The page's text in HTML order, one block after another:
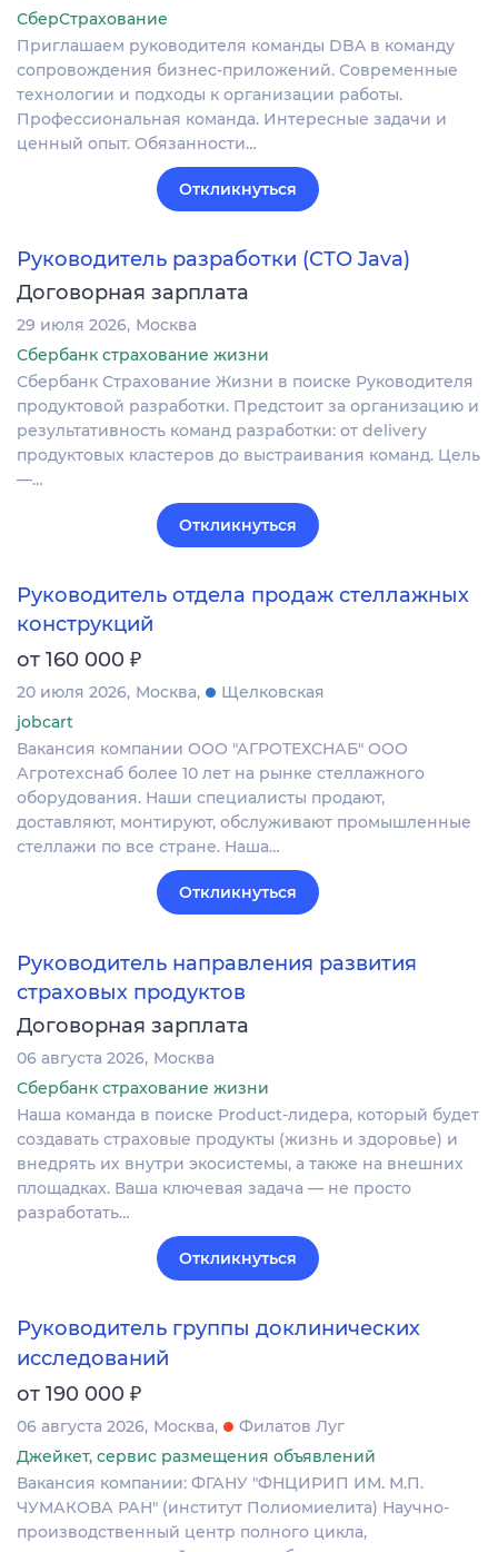
СберСтрахование
Приглашаем руководителя команды DBA в команду
сопровождения бизнес-приложений. Современные
технологии и подходы к организации работы.
Профессиональная команда. Интересные задачи и
ценный опыт. Обязанности…
Откликнуться
Руководитель разработки (СТО Java)
Договорная зарплата
29 июля 2026 Москва
Сбербанк страхование жизни
Сбербанк Страхование Жизни в поиске Руководителя
продуктовой разработки. Предстоит за организацию и
результативность команд разработки: от delivery
продуктовых кластеров до выстраивания команд. Цель
—…
Откликнуться
Руководитель отдела продаж стеллажных
конструкций
от 160 000 ₽
20 июля 2026 Москва
Щелковская
jobcart
Вакансия компании ООО "АГРОТЕХСНАБ" ООО
Агротехснаб более 10 лет на рынке стеллажного
оборудования. Наши специалисты продают,
доставляют, монтируют, обслуживают промышленные
стеллажи по все стране. Наша…
Откликнуться
Руководитель направления развития
страховых продуктов
Договорная зарплата
06 августа 2026 Москва
Сбербанк страхование жизни
Наша команда в поиске Product-лидера, который будет
создавать страховые продукты (жизнь и здоровье) и
внедрять их внутри экосистемы, а также на внешних
площадках. Ваша ключевая задача — не просто
разработать…
Откликнуться
Руководитель группы доклинических
исследований
от 190 000 ₽
06 августа 2026 Москва
Филатов Луг
Джейкет, сервис размещения объявлений
Вакансия компании: ФГАНУ "ФНЦИРИП ИМ. М.П.
ЧУМАКОВА РАН" (институт Полиомиелита) Научно-
производственный центр полного цикла,